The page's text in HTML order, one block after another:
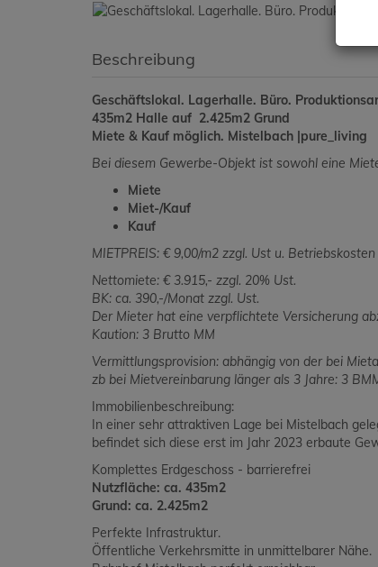
Beschreibung
Geschäftslokal. Lagerhalle. Büro.
435m2 Halle auf 2.425m2 Grund
Miete & Kauf möglich. Mistelbach |pure_living
Bei diesem Gewerbe-Objekt ist sowohl eine
Miete
Miet-/Kauf
Kauf
MIETPREIS: € 9,00/m2 zzgl. Ust u.
Nettomiete: € 3.915,- zzgl. 20% Ust.
BK: ca. 390,-/Monat zzgl. Ust.
Der Mieter hat eine verpflichtete Versicherung
Kaution: 3 Brutto MM
Vermittlungsprovision: abhängig von der bei
zb bei Mietvereinbarung länger als 3 Jahre: 3
Immobilienbeschreibung:
In einer sehr attraktiven Lage bei Mistelbach
befindet sich diese erst im Jahr 2023 erbaute
Komplettes Erdgeschoss - barrierefrei
Nutzfläche: ca. 435m2
Grund: ca. 2.425m2
Perfekte Infrastruktur.
Öffentliche Verkehrsmitte in unmittelbarer Nähe.